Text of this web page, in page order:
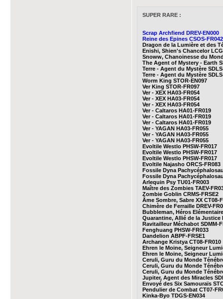
SUPER RARE :
Scrap Archfiend DREV-EN000
Reine des Epines CSOS-FR042
Dragon de la Lumière et des
Enishi, Shien's Chancelor
Snoww, Chanoinesse du
The Agent of Mystery - Earth
Terre - Agent du Mystère
Terre - Agent du Mystère
Worm King STOR-EN097
Ver King STOR-FR097
Ver - XEX HA03-FR054
Ver - XEX HA03-FR054
Ver - XEX HA03-FR054
Ver - Caltaros HA01-FR019
Ver - Caltaros HA01-FR019
Ver - Caltaros HA01-FR019
Ver - YAGAN HA03-FR055
Ver - YAGAN HA03-FR055
Ver - YAGAN HA03-FR055
Evoltile Westlo PHSW-FR017
Evoltile Westlo PHSW-FR017
Evoltile Westlo PHSW-FR017
Evoltile Najasho ORCS-FR083
Fossile Dyna
Fossile Dyna
Arlequin Psy TU01-FR003
Maître des Zombies TAEV-
Zombie Goblin CRMS-FRSE2
Âme Sombre, Sabre XX CT08-
Chimère de Ferraille DREV-
Bubbleman, Héros
Quarantine, Allié de la Justice
Ravitailleur Méchabot SDMM-
Fenghuang PHSW-FR033
Dandelion ABPF-FRSE1
Archange Kristya CT08-FR010
Ehren le Moine, Seigneur
Ehren le Moine, Seigneur
Ceruli, Guru du Monde
Ceruli, Guru du Monde
Ceruli, Guru du Monde
Jupiter, Agent des Miracles
Envoyé des Six Samouraïs
Pendulier de Combat CT07-
Kinka-Byo TDGS-EN034